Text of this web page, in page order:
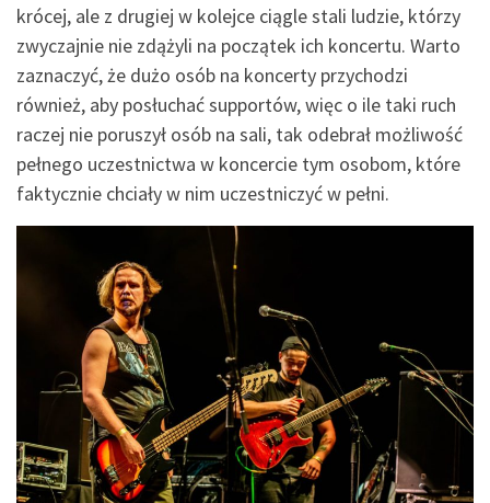
krócej, ale z drugiej w kolejce ciągle stali ludzie, którzy
zwyczajnie nie zdążyli na początek ich koncertu. Warto
zaznaczyć, że dużo osób na koncerty przychodzi
również, aby posłuchać supportów, więc o ile taki ruch
raczej nie poruszył osób na sali, tak odebrał możliwość
pełnego uczestnictwa w koncercie tym osobom, które
faktycznie chciały w nim uczestniczyć w pełni.